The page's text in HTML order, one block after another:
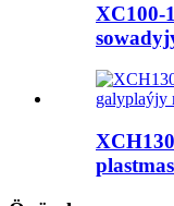
XC100-